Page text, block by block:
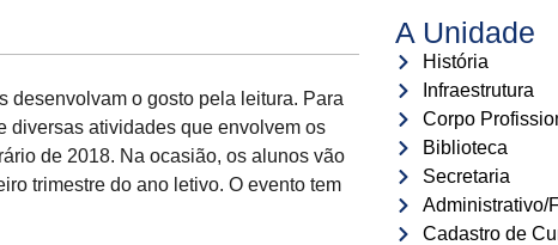
desenvolvam o gosto pela leitura. Para
diversas atividades que envolvem os
de 2018. Na ocasião, os alunos vão
trimestre do ano letivo. O evento tem
A Unidade
História
Infraestrutura
Corpo
Biblioteca
Secretaria
Administrativo/
Cadastro de